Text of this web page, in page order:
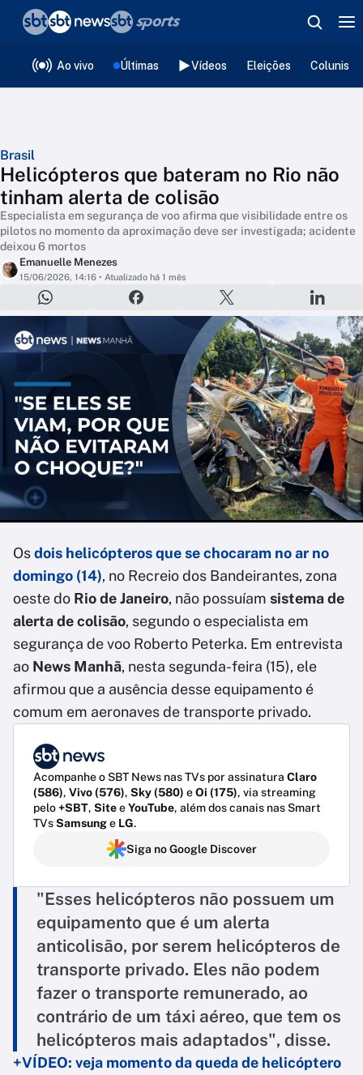
Ao vivo Últimas Vídeos Eleições
Brasil
Helicópteros que bateram no Rio não
tinham alerta de colisão
Especialista em segurança de voo afirma que visibilidade entre os
pilotos no momento da aproximação deve ser investigada; acidente
deixou 6 mortos
Emanuelle Menezes
15/06/2026, 14:16 • Atualizado há 1 mês
Osdois helicópteros que se chocaram no ar no
domingo (14), no Recreio dos Bandeirantes, zona
oeste do Rio de Janeiro, não possuíam sistema de
alerta de colisão, segundo o especialista em
segurança de voo Roberto Peterka. Em entrevista
ao News Manhã, nesta segunda-feira (15), ele
afirmou que a ausência desse equipamento é
comum em aeronaves de transporte privado.
Acompanhe o SBT News nas TVs por assinatura Claro
(586), Vivo (576), Sky (580) eOi (175), via streaming
pelo+SBT, SiteeYouTube, além dos canais nas Smart
TVsSamsunge LG.
Siga no Google Discover
"Esses helicópteros não possuem um
equipamento que é um alerta
anticolisão, por serem helicópteros de
transporte privado. Eles não podem
fazer o transporte remunerado, ao
contrário de um táxi aéreo, que tem os
helicópteros mais adaptados", disse.
+VÍDEO: veja momento da queda de helicóptero
❮voltar
Editorias